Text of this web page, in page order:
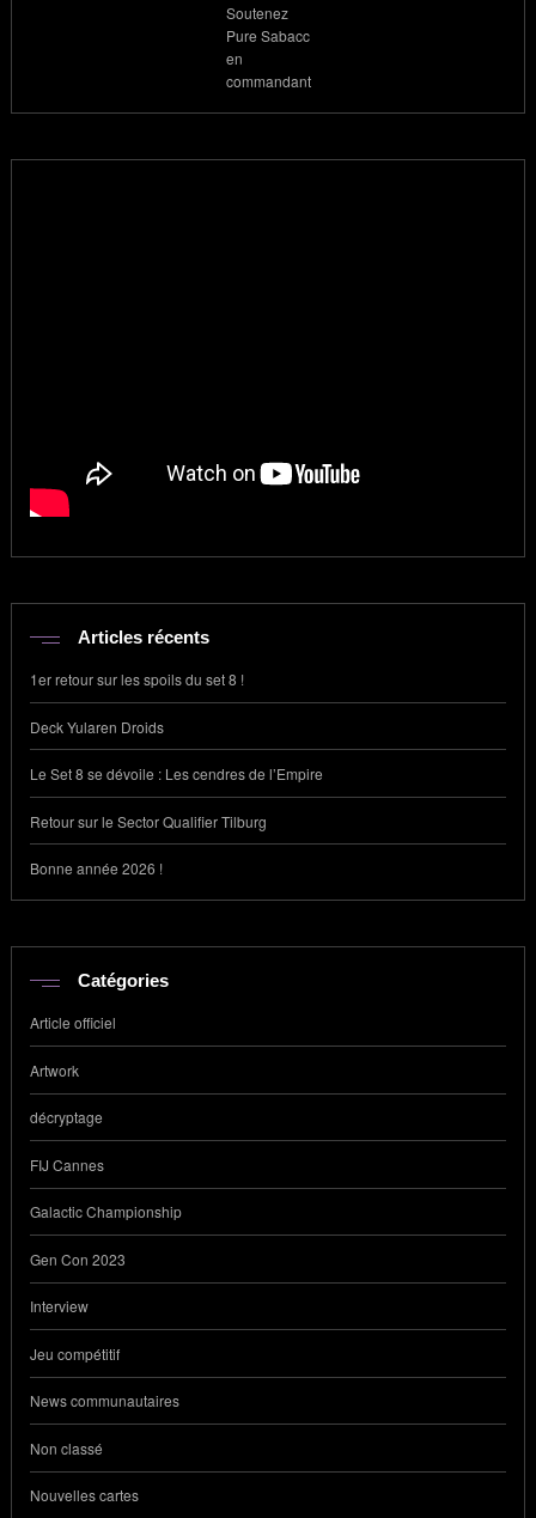
Soutenez
Pure Sabacc
en
commandant
Articles récents
1er retour sur les spoils du set 8 !
Deck Yularen Droids
Le Set 8 se dévoile : Les cendres de l’Empire
Retour sur le Sector Qualifier Tilburg
Bonne année 2026 !
Catégories
Article officiel
Artwork
décryptage
FIJ Cannes
Galactic Championship
Gen Con 2023
Interview
Jeu compétitif
News communautaires
Non classé
Nouvelles cartes